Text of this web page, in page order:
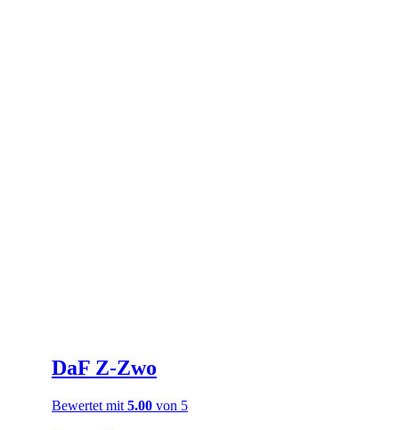
DaF Z‑Zwo
Bewertet mit 5.00 von 5